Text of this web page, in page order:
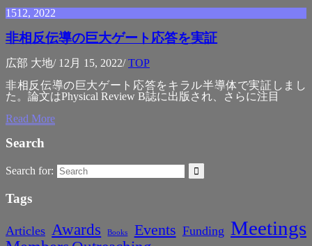
1512, 2022
非相反伝導の巨大ゲート応答を実証
広部 大地/ 12月 15, 2022/ TOP
非相反伝導の巨大ゲート応答をキラル半導体で実証しまし
た。論文はPhysical Review B誌に出版され、さらに注目
Read More
Search
Search for:
Tags
Articles Awards Books Events Funding Meetings